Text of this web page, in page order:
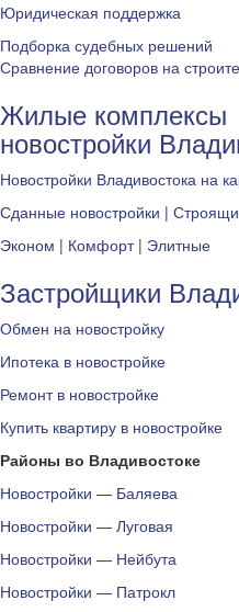
Юридическая поддержка
Подборка судебных решений
Сравнение договоров на
Жилые комплексы
новостройки
Новостройки Владивостока на
Сданные новостройки |
Эконом | Комфорт| Элитные
Застройщики
Обмен на новостройку
Ипотека в новостройке
Ремонт в новостройке
Купить квартиру в новостройке
Районы во Владивостоке
Новостройки — Баляева
Новостройки — Луговая
Новостройки — Нейбута
Новостройки — Патрокл